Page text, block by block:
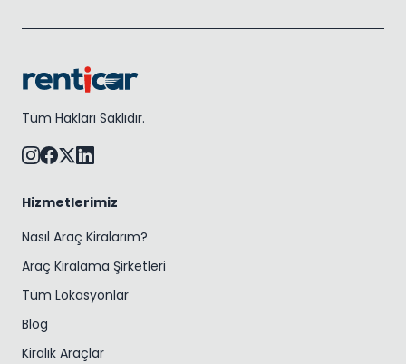
Tüm Hakları Saklıdır.
Hizmetlerimiz
Nasıl Araç Kiralarım?
Araç Kiralama Şirketleri
Tüm Lokasyonlar
Blog
Kiralık Araçlar